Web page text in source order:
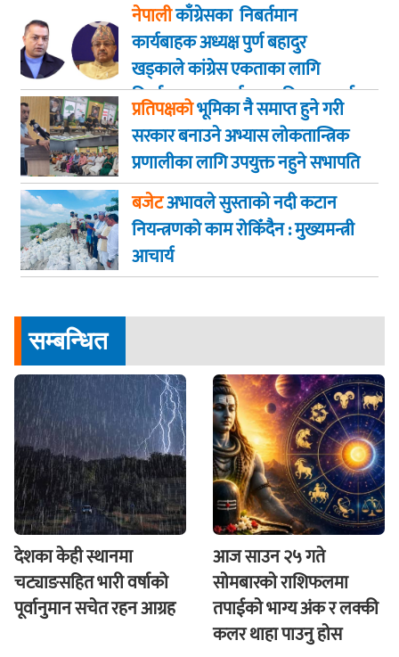
नेपालीकाँग्रेसका निबर्तमान
कार्यबाहक अध्यक्ष पुर्ण बहादुर
खड्काले कांग्रेस एकताका लागि
निर्णायक पहल गर्न सभापति थापालाई
आग्रह
प्रतिपक्षकोभूमिका नै समाप्त हुने गरी
सरकार बनाउने अभ्यास लोकतान्त्रिक
प्रणालीका लागि उपयुक्त नहुने सभापति
गगन कुमार थापा
बजेटअभावले सुस्ताको नदी कटान
नियन्त्रणको काम रोकिँदैन : मुख्यमन्त्री
आचार्य
सम्बन्धित
देशका केही स्थानमा
चट्याङसहित भारी वर्षाको
पूर्वानुमान सचेत रहन आग्रह
आज साउन २५ गते
साेमबारकाे राशिफलमा
तपाईकाे भाग्य अंक र लक्की
कलर थाहा पाउनु हाेस